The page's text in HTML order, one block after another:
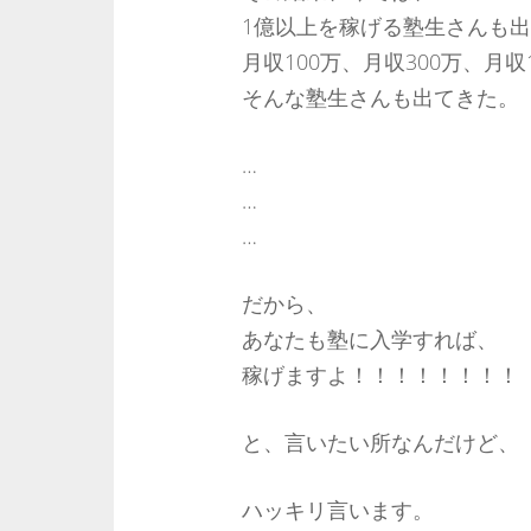
1億以上を稼げる塾生さんも出
月収100万、月収300万、月収
そんな塾生さんも出てきた。
…
…
…
だから、
あなたも塾に入学すれば、
稼げますよ！！！！！！！！
と、言いたい所なんだけど、
ハッキリ言います。